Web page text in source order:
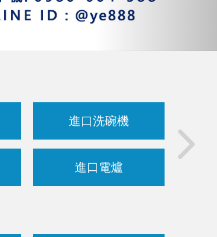
進口洗碗機
進口電爐